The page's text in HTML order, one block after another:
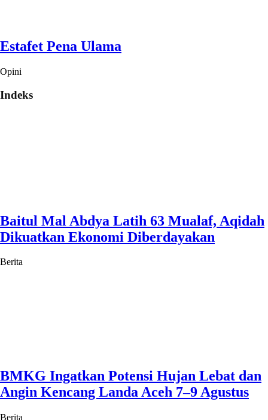
Estafet Pena Ulama
Opini
Indeks
Baitul Mal Abdya Latih 63 Mualaf, Aqidah
Dikuatkan Ekonomi Diberdayakan
Berita
BMKG Ingatkan Potensi Hujan Lebat dan
Angin Kencang Landa Aceh 7–9 Agustus
Berita